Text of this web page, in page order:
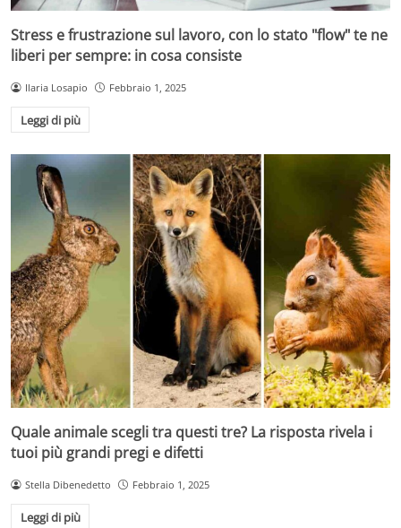
Stress e frustrazione sul lavoro, con lo stato "flow" te ne
liberi per sempre: in cosa consiste
Ilaria Losapio Febbraio 1, 2025
Leggi di più
Quale animale scegli tra questi tre? La risposta rivela i
tuoi più grandi pregi e difetti
Stella Dibenedetto Febbraio 1, 2025
Leggi di più